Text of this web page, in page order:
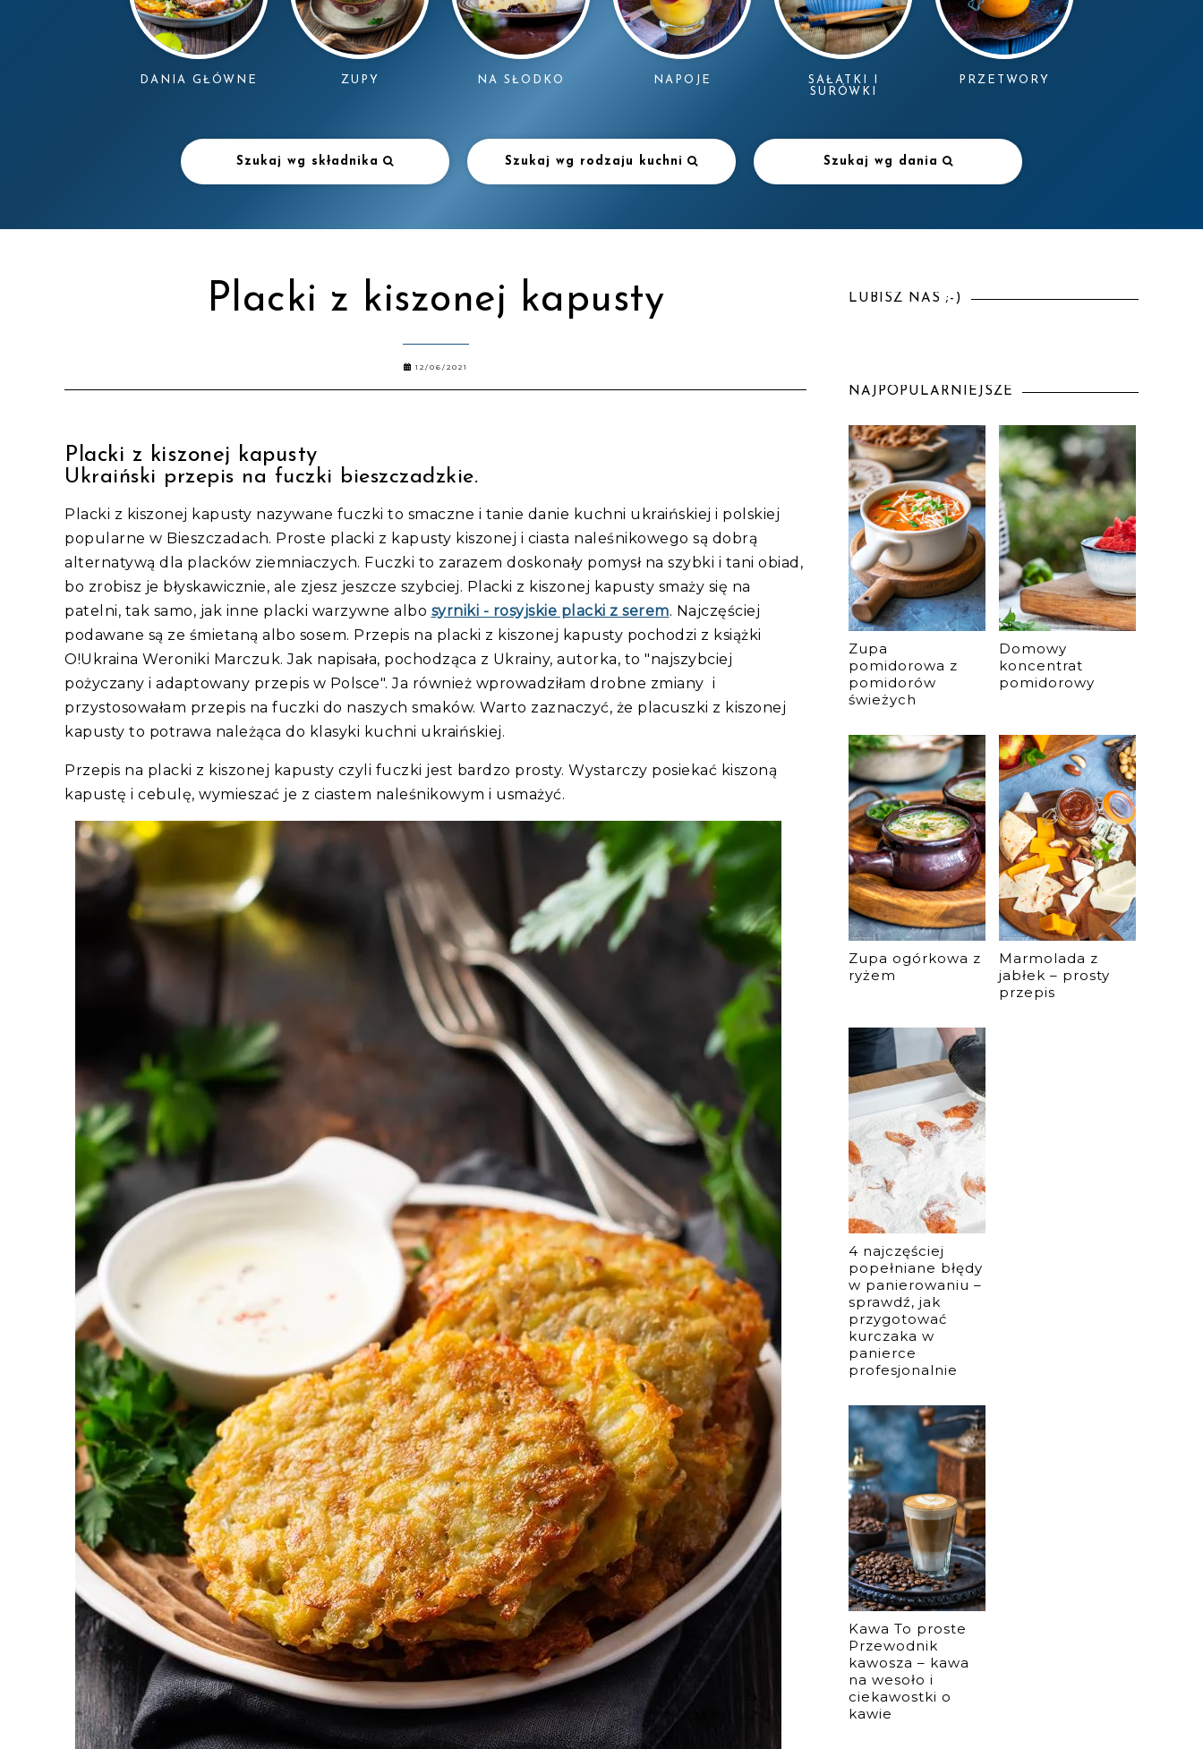
DANIA GŁÓWNE ZUPY NA SŁODKO NAPOJE
SAŁATKI I
SURÓWKI
PRZETWORY
Szukaj wg składnika Szukaj wg rodzaju kuchni Szukaj wg dania
Placki z kiszonej kapusty
12/06/2021
Placki z kiszonej kapusty
Ukraiński przepis na fuczki bieszczadzkie.
Placki z kiszonej kapusty nazywane fuczki to smaczne i tanie danie kuchni ukraińskiej i polskiej
popularne w Bieszczadach. Proste placki z kapusty kiszonej i ciasta naleśnikowego są dobrą
alternatywą dla placków ziemniaczych. Fuczki to zarazem doskonały pomysł na szybki i tani obiad,
bo zrobisz je błyskawicznie, ale zjesz jeszcze szybciej. Placki z kiszonej kapusty smaży się na
patelni, tak samo, jak inne placki warzywne albo syrniki - rosyjskie placki z serem. Najczęściej
podawane są ze śmietaną albo sosem. Przepis na placki z kiszonej kapusty pochodzi z książki
O!Ukraina Weroniki Marczuk. Jak napisała, pochodząca z Ukrainy, autorka, to "najszybciej
pożyczany i adaptowany przepis w Polsce". Ja również wprowadziłam drobne zmiany i
przystosowałam przepis na fuczki do naszych smaków. Warto zaznaczyć, że placuszki z kiszonej
kapusty to potrawa należąca do klasyki kuchni ukraińskiej.
Przepis na placki z kiszonej kapusty czyli fuczki jest bardzo prosty. Wystarczy posiekać kiszoną
kapustę i cebulę, wymieszać je z ciastem naleśnikowym i usmażyć.
LUBISZ NAS ;-)
NAJPOPULARNIEJSZE
Zupa
pomidorowa z
pomidorów
świeżych
Domowy
koncentrat
pomidorowy
Zupa ogórkowa z
ryżem
Marmolada z
jabłek – prosty
przepis
4 najczęściej
popełniane błędy
w panierowaniu –
sprawdź, jak
przygotować
kurczaka w
panierce
profesjonalnie
Kawa To proste
Przewodnik
kawosza – kawa
na wesoło i
ciekawostki o
kawie